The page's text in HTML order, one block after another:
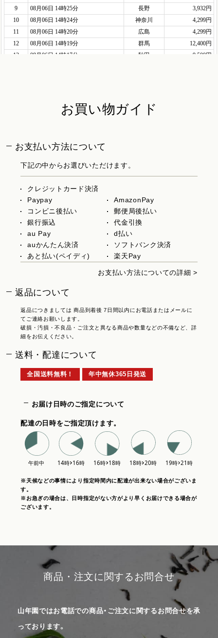
お買い物ガイド
お支払い方法について
下記の中からお選びいただけます。
クレジットカード決済
Paypay
AmazonPay
コンビニ後払い
郵便局後払い
銀行振込
代金引換
au Pay
d払い
auかんたん決済
ソフトバンク決済
あと払い(ペイディ)
楽天Pay
お支払い方法についての詳細 >
返品について
返品につきましては 商品到着後 7日間以内にお電話またはメールに
てご連絡お願いします。
破損・汚損・不良品・ご注文と異なる商品や数量などの不備など、詳
細をお伝えください。
送料・配達について
全国送料無料！ 年中無休365日発送
お届け日時のご指定について
配達の日時をご指定頂けます。
※天候などの事情により指定時間内に配達が出来ない場合がございま
す。
※お急ぎの場合は、日時指定がない方がより早くお届けできる場合が
ございます。
商品・注文に関するお問合せ
山年園ではお電話での商品・ご注文に関するお問合せを承
っております。